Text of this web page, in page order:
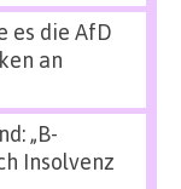
es die AfD
an
„B-
Insolvenz